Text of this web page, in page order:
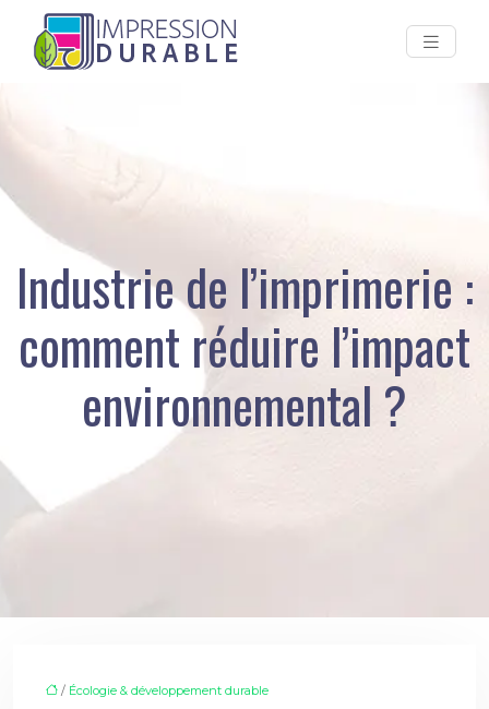
Industrie de l’imprimerie :
comment réduire l’impact
environnemental ?
/ Écologie & développement durable